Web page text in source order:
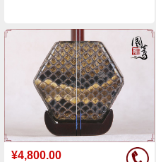
¥4,800.00